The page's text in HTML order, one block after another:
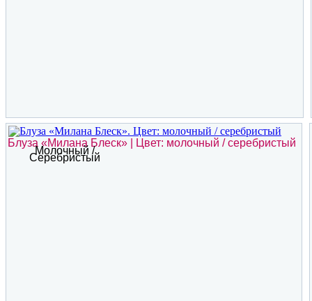
Блуза «Милана Блеск» | Цвет: молочный / серебристый
Молочный /
Серебристый